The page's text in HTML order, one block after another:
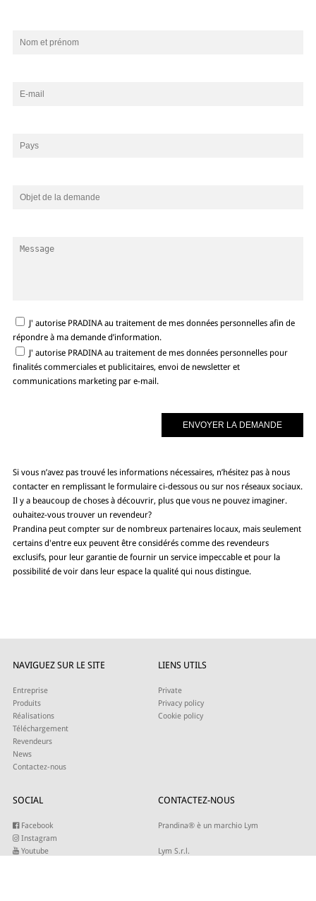
J' autorise PRADINA au traitement de mes données personnelles afin de
répondre à ma demande d’information.
J' autorise PRADINA au traitement de mes données personnelles pour
finalités commerciales et publicitaires, envoi de newsletter et
communications marketing par e-mail.
Si vous n’avez pas trouvé les informations nécessaires, n’hésitez pas à nous
contacter en remplissant le formulaire ci-dessous ou sur nos réseaux sociaux.
Il y a beaucoup de choses à découvrir, plus que vous ne pouvez imaginer.
ouhaitez-vous trouver un revendeur?
Prandina peut compter sur de nombreux partenaires locaux, mais seulement
certains d'entre eux peuvent être considérés comme des revendeurs
exclusifs, pour leur garantie de fournir un service impeccable et pour la
possibilité de voir dans leur espace la qualité qui nous distingue.
NAVIGUEZ SUR LE SITE
Entreprise
Produits
Réalisations
Téléchargement
Revendeurs
News
Contactez-nous
LIENS UTILS
Private
Privacy policy
Cookie policy
SOCIAL
Facebook
Instagram
Youtube
CONTACTEZ-NOUS
Prandina® è un marchio Lym
Lym S.r.l.